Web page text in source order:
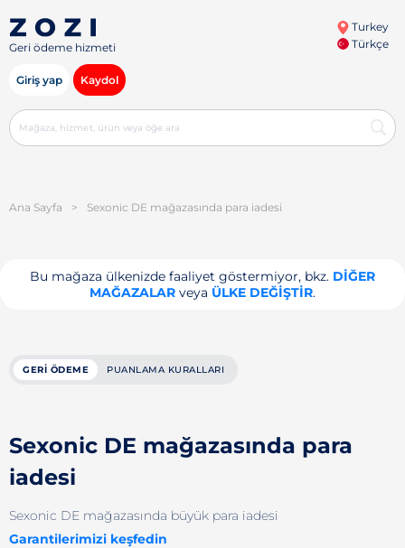
Geri ödeme hizmeti
Turkey
Türkçe
Giriş yap Kaydol
Ana Sayfa > Sexonic DE mağazasında para iadesi
Bu mağaza ülkenizde faaliyet göstermiyor, bkz. DIĞER
MAĞAZALARveya ÜLKE DEĞIŞTIR.
GERI ÖDEME PUANLAMA KURALLARI
Sexonic DE mağazasında para
iadesi
Sexonic DE mağazasında büyük para iadesi
Garantilerimizi keşfedin